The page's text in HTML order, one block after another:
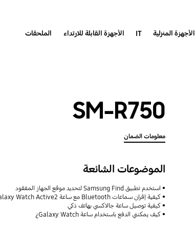
الأجهزة المنزلية IT الأجهزة القابلة للارتداء الملحقات
SM-R750
معلومات الضمان
الموضوعات الشائعة
استخدم تطبيق Samsung Find لتحديد موقع الجهاز المفقود
كيفية إقران سماعات Bluetooth مع ساعة Samsung Galaxy Watch Active2
كيفية توصيل ساعة جالاكسي بهاتف ذكي
كيف يمكنني الدفع باستخدام ساعة Galaxy Watch¿